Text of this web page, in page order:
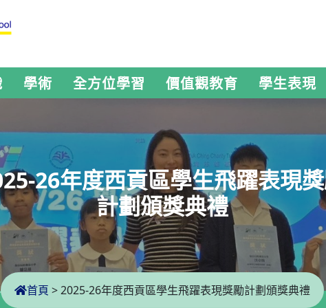
學術 全方位學習 價值觀教育 學生表現
26年度西貢區學生飛躍表現
計劃頒獎典禮
首頁 >2025-26年度西貢區學生飛躍表現獎勵計劃頒獎典禮